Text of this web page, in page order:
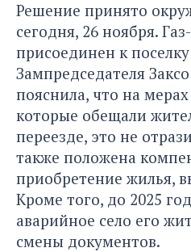
Решение принято
сегодня, 26 ноября.
присоединен к
Зампредседателя
пояснила, что на
которые обещали
переезде, это не
также положена
приобретение жилья,
Кроме того, до 2025
аварийное село его
смены документов.